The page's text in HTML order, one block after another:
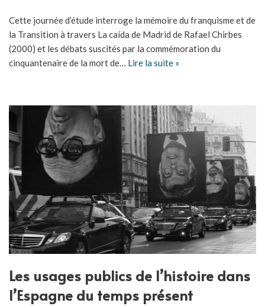
Cette journée d’étude interroge la mémoire du franquisme et de
la Transition à travers La caída de Madrid de Rafael Chirbes
(2000) et les débats suscités par la commémoration du
cinquantenaire de la mort de… Lire la suite »
Les usages publics de l’histoire dans
l’Espagne du temps présent